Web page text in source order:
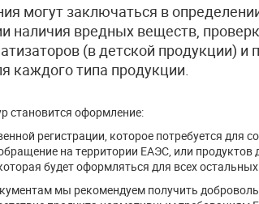
могут заключаться в
наличия вредных веществ,
(в детской продукции) и
каждого типа продукции.
становится оформление:
регистрации, которое потребуется для
на территории ЕАЭС, или продуктов
будет оформляться для всех
мы рекомендуем получить